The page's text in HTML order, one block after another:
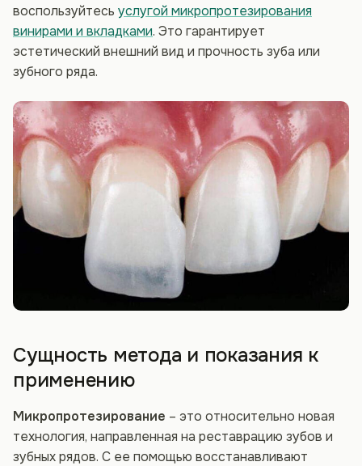
воспользуйтесь услугой микропротезирования
винирами и вкладками. Это гарантирует
эстетический внешний вид и прочность зуба или
зубного ряда.
Сущность метода и показания к
применению
Микропротезирование – это относительно новая
технология, направленная на реставрацию зубов и
зубных рядов. С ее помощью восстанавливают